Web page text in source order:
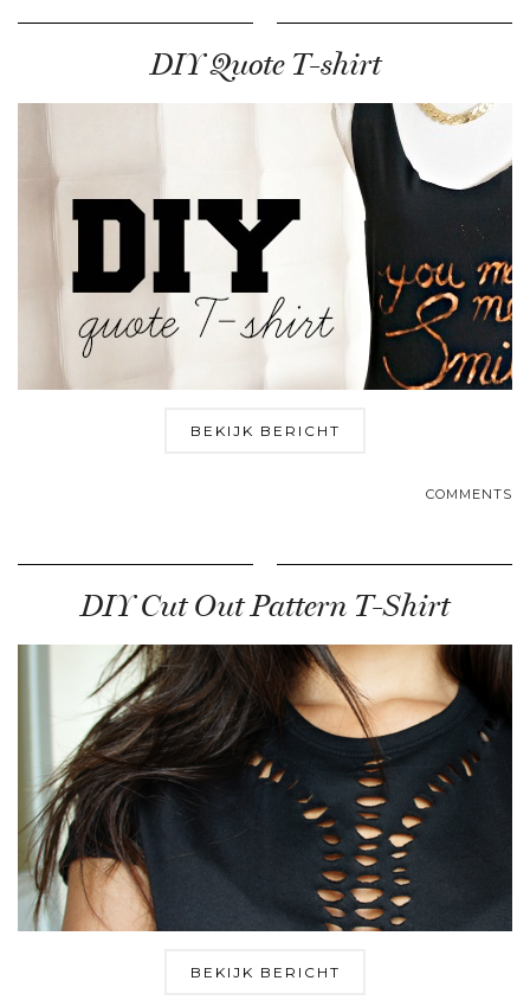
DIY Quote T-shirt
BEKIJK BERICHT
COMMENTS
DIY Cut Out Pattern T-Shirt
BEKIJK BERICHT